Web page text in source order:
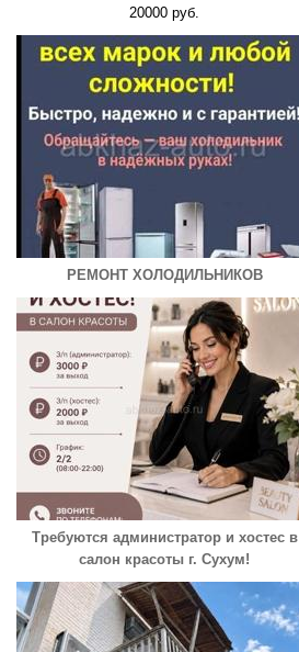
20000 руб.
РЕМОНТ ХОЛОДИЛЬНИКОВ
Требуются администратор и хостес в
салон красоты г. Сухум!